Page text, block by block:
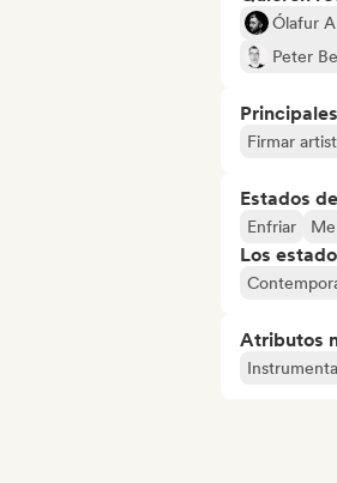
Ólafur
Peter
Firmar
Estados
Enfriar
Los
Atributos